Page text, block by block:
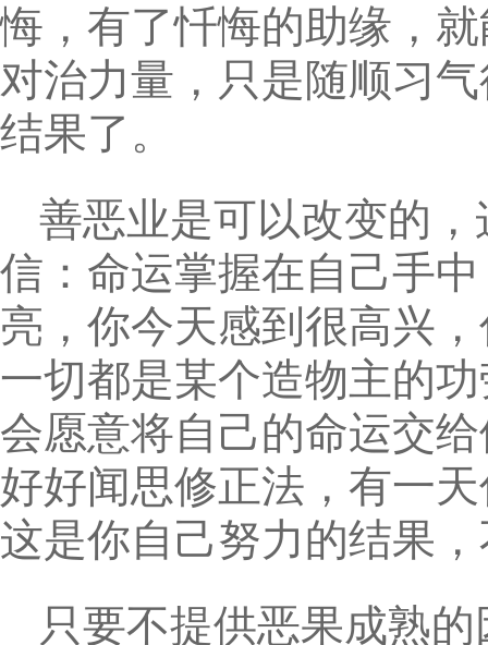
悔，有了忏悔的助缘，
对治力量，只是随顺习
结果了。
善恶业是可以改变的
信：命运掌握在自己手
亮，你今天感到很高兴
一切都是某个造物主的
会愿意将自己的命运交
好好闻思修正法，有一
这是你自己努力的结果
只要不提供恶果成熟